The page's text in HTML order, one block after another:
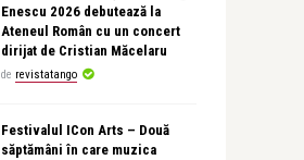
Enescu 2026 debutează la
Ateneul Român cu un concert
dirijat de Cristian Măcelaru
de revistatango
Festivalul ICon Arts – Două
săptămâni în care muzica